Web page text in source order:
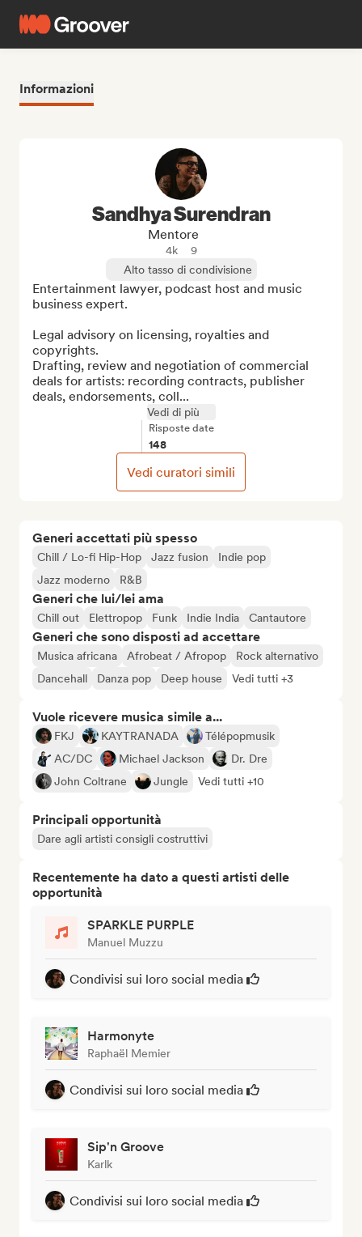
Informazioni
Generi accettati più spesso
Chill / Lo-fi Hip-Hop Jazz fusion
Indie pop
Jazz moderno
R&B
Generi che lui/lei ama
Chill out Elettropop Funk Indie India Cantautore
Generi che sono disposti ad accettare
Musica africana Afrobeat / Afropop
Rock alternativo
Dancehall
Danza pop Deep house Vedi tutti +3
Vuole ricevere musica simile a...
FKJ KAYTRANADA
Télépopmusik
AC/DC
Michael Jackson
Dr. Dre
John Coltrane
Jungle Vedi tutti +10
Principali opportunità
Dare agli artisti consigli costruttivi
Recentemente ha dato a questi artisti delle
opportunità
SPARKLE PURPLE
Manuel Muzzu
Condivisi sui loro social media
Harmonyte
Raphaël Memier
Condivisi sui loro social media
Sip'n Groove
Karlk
Condivisi sui loro social media
Sandhya Surendran
Mentore
4k
9
Alto tasso di condivisione
Entertainment lawyer, podcast host and music
business expert.
Legal advisory on licensing, royalties and
copyrights.
Drafting, review and negotiation of commercial
deals for artists: recording contracts, publisher
deals, endorsements, coll...
Vedi di più
Risposte date
148
Vedi curatori simili